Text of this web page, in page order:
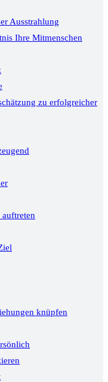
Ausstrahlung
Ihre Mitmenschen
zu erfolgreicher
knüpfen